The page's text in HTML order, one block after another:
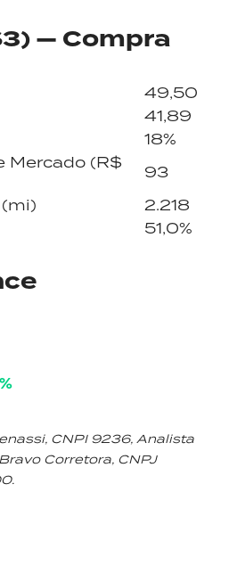
— Compra
49,50
41,89
18%
Mercado (R$
93
2.218
51,0%
CNPI 9236, Analista
Corretora, CNPJ